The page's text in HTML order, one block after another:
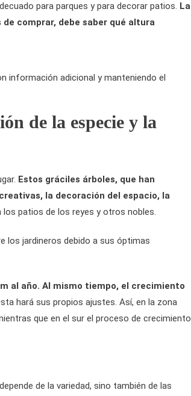
para parques y para decorar patios. La
comprar, debe saber qué altura
información adicional y manteniendo el
de la especie y la
Estos gráciles árboles, que han
la decoración del espacio, la
los patios de los reyes y otros nobles.
los jardineros debido a sus óptimas
al año. Al mismo tiempo, el crecimiento
hará sus propios ajustes. Así, en la zona
que en el sur el proceso de crecimiento
de la variedad, sino también de las